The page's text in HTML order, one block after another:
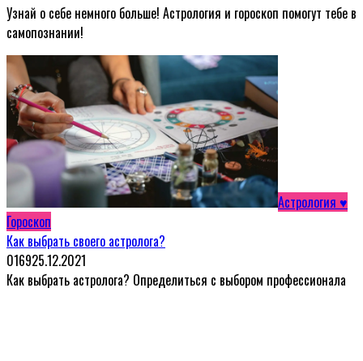
Узнай о себе немного больше! Астрология и гороскоп помогут тебе в
самопознании!
Астрология ♥
Гороскоп
Как выбрать своего астролога?
016925.12.2021
Как выбрать астролога? Определиться с выбором профессионала